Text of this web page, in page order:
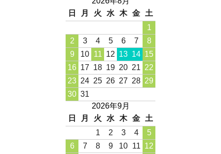
日
月 火 水 木 金
土
1
2
3 4 5 6 7
8
9
10 11 12 13 14 15
16 17 18 19 20 21 22
23 24 25 26 27 28 29
30 31
2026年9月
日
月 火 水 木 金
土
1
2 3 4
5
6
7 8 9 10 11 12